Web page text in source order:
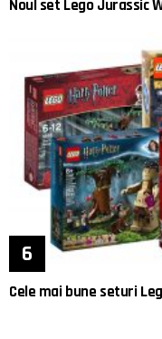
Noul set Lego Jurassic
Cele mai bune seturi